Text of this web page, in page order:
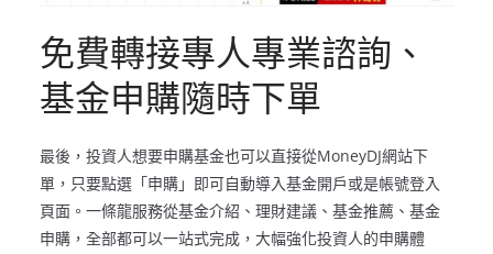
免費轉接專人專業諮詢、
基金申購隨時下單
最後，投資人想要申購基金也可以直接從MoneyDJ網站下
單，只要點選「申購」即可自動導入基金開戶或是帳號登入
頁面。一條龍服務從基金介紹、理財建議、基金推薦、基金
申購，全部都可以一站式完成，大幅強化投資人的申購體